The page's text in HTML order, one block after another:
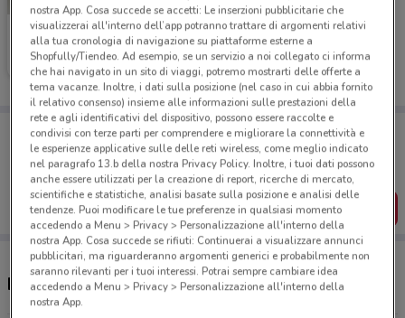
PittaRosso
Scade il 31/12 651 m
Porta DoveConviene sempre con te!
Puoi trovare le migliori offerte dei negozi vicino a te,
salvarle e creare la tua lista del risparmio, comodamente
dal tuo cellulare.
SCARICA L’APP
Negozi PittaRosso a Volla
nostra App. Cosa succede se accetti: Le inserzioni pubblicitarie che
visualizzerai all'interno dell’app potranno trattare di argomenti relativi
alla tua cronologia di navigazione su piattaforme esterne a
Shopfully/Tiendeo. Ad esempio, se un servizio a noi collegato ci informa
che hai navigato in un sito di viaggi, potremo mostrarti delle offerte a
tema vacanze. Inoltre, i dati sulla posizione (nel caso in cui abbia fornito
il relativo consenso) insieme alle informazioni sulle prestazioni della
rete e agli identificativi del dispositivo, possono essere raccolte e
condivisi con terze parti per comprendere e migliorare la connettività e
le esperienze applicative sulle delle reti wireless, come meglio indicato
nel paragrafo 13.b della nostra Privacy Policy. Inoltre, i tuoi dati possono
anche essere utilizzati per la creazione di report, ricerche di mercato,
scientifiche e statistiche, analisi basate sulla posizione e analisi delle
tendenze. Puoi modificare le tue preferenze in qualsiasi momento
accedendo a Menu > Privacy > Personalizzazione all'interno della
nostra App. Cosa succede se rifiuti: Continuerai a visualizzare annunci
pubblicitari, ma riguarderanno argomenti generici e probabilmente non
saranno rilevanti per i tuoi interessi. Potrai sempre cambiare idea
accedendo a Menu > Privacy > Personalizzazione all'interno della
nostra App.